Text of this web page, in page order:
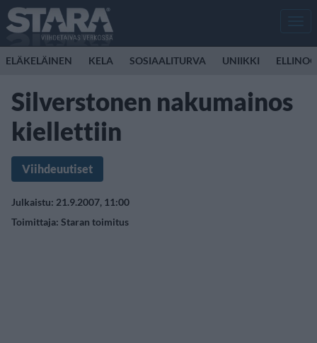
ELÄKELÄINEN KELA SOSIAALITURVA UNIIKKI
Silverstonen nakumainos
kiellettiin
Viihdeuutiset
Julkaistu: 21.9.2007, 11:00
Toimittaja: Staran toimitus